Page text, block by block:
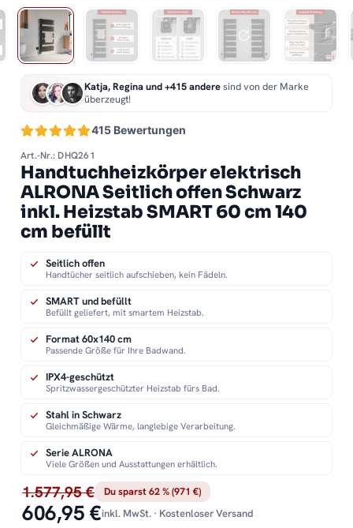
415 Bewertungen
Katja, Regina und +415 anderesind von der Marke
überzeugt!
Art.-Nr.: DHQ261
Handtuchheizkörper elektrisch
ALRONA Seitlich offen Schwarz
inkl. Heizstab SMART 60 cm 140
cm befüllt
1.577,95 € Du sparst 62 % (971 €)
606,95 €inkl. MwSt. · Kostenloser Versand
Seitlich offen
Handtücher seitlich aufschieben, kein Fädeln.
SMART und befüllt
Befüllt geliefert, mit smartem Heizstab.
Format 60x140 cm
Passende Größe für Ihre Badwand.
IPX4-geschützt
Spritzwassergeschützter Heizstab fürs Bad.
Stahl in Schwarz
Gleichmäßige Wärme, langlebige Verarbeitung.
Serie ALRONA
Viele Größen und Ausstattungen erhältlich.